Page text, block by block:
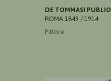
DE TOMMASI PUBLIO
ROMA 1849 / 1914
Pittore